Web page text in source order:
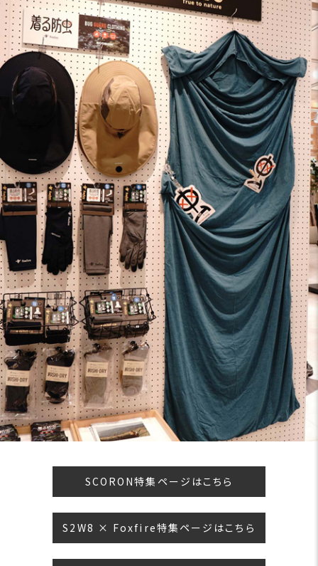
SCORON特集ページはこちら
S2W8 × Foxfire特集ページはこちら